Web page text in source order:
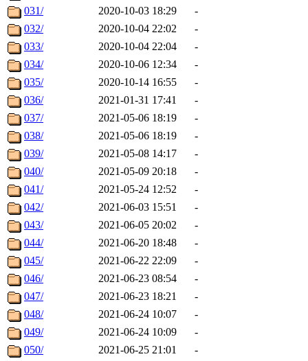
031/
2020-10-03 18:29
-
032/
2020-10-04 22:02
-
033/
2020-10-04 22:04
-
034/
2020-10-06 12:34
-
035/
2020-10-14 16:55
-
036/
2021-01-31 17:41
-
037/
2021-05-06 18:19
-
038/
2021-05-06 18:19
-
039/
2021-05-08 14:17
-
040/
2021-05-09 20:18
-
041/
2021-05-24 12:52
-
042/
2021-06-03 15:51
-
043/
2021-06-05 20:02
-
044/
2021-06-20 18:48
-
045/
2021-06-22 22:09
-
046/
2021-06-23 08:54
-
047/
2021-06-23 18:21
-
048/
2021-06-24 10:07
-
049/
2021-06-24 10:09
-
050/
2021-06-25 21:01
-